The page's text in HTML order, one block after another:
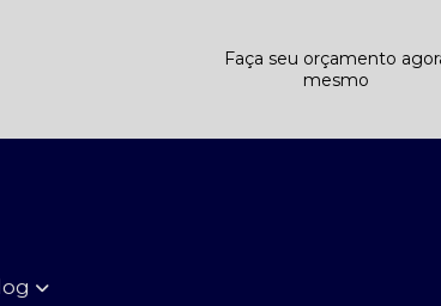
Faça seu orçamento
mesmo
Blog